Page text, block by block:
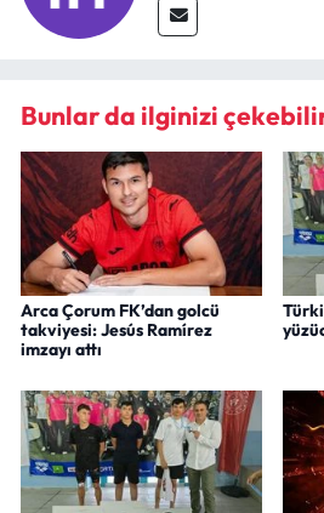
Bunlar da ilginizi
Arca Çorum FK’dan golcü
takviyesi: Jesús Ramírez
imzayı attı